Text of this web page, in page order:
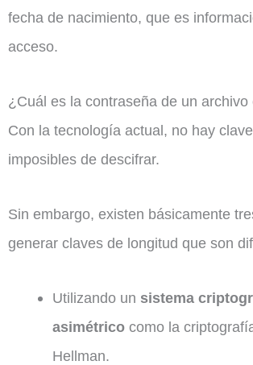
fecha de nacimiento, que es
acceso.
¿Cuál es la contraseña de un archivo
Con la tecnología actual, no hay
imposibles de descifrar.
Sin embargo, existen básicamente
generar claves de longitud que son
Utilizando un sistema
asimétricocomo la
Hellman.